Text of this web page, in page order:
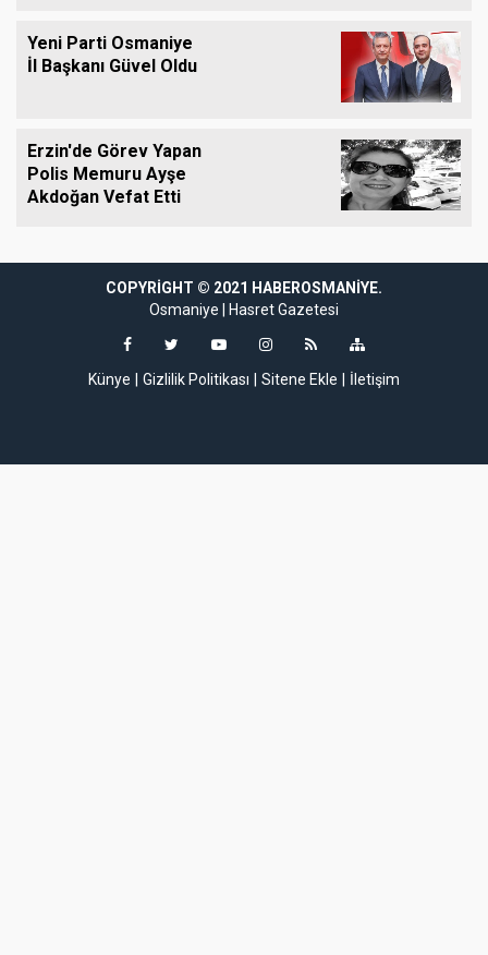
Yeni Parti Osmaniye
İl Başkanı Güvel Oldu
Erzin'de Görev Yapan
Polis Memuru Ayşe
Akdoğan Vefat Etti
COPYRIGHT © 2021 HABEROSMANIYE.
Osmaniye | Hasret Gazetesi
grandpashabet girişgrandpashabetgrandpashabet
Künye Gizlilik Politikası Sitene Ekle İletişim